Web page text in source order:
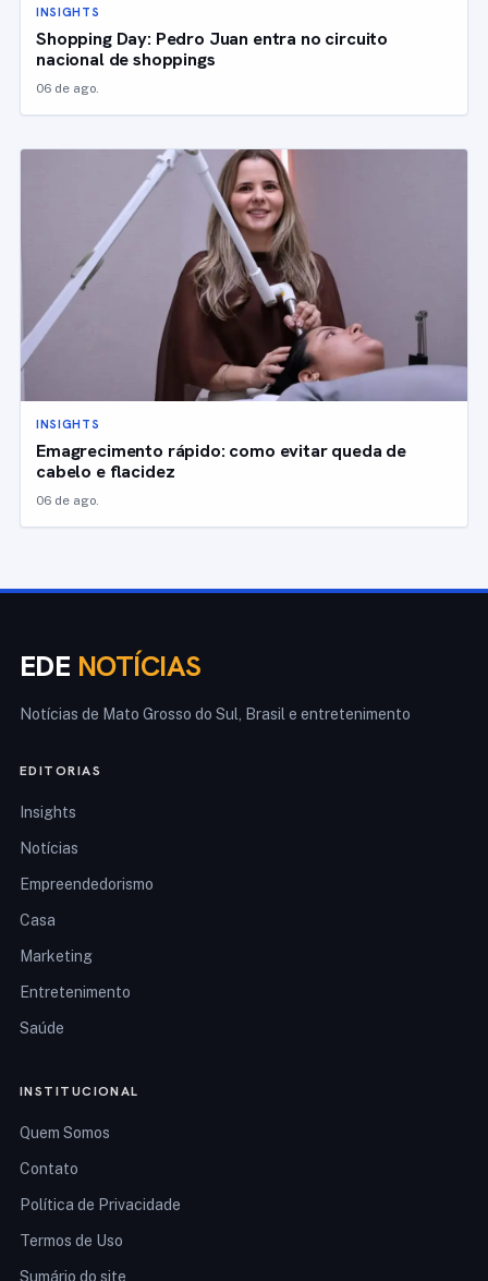
INSIGHTS
Shopping Day: Pedro Juan entra no circuito
nacional de shoppings
06 de ago.
INSIGHTS
Emagrecimento rápido: como evitar queda de
cabelo e flacidez
06 de ago.
EDE NOTÍCIAS
Notícias de Mato Grosso do Sul, Brasil e entretenimento
EDITORIAS
Insights
Notícias
Empreendedorismo
Casa
Marketing
Entretenimento
Saúde
INSTITUCIONAL
Quem Somos
Contato
Política de Privacidade
Termos de Uso
Sumário do site